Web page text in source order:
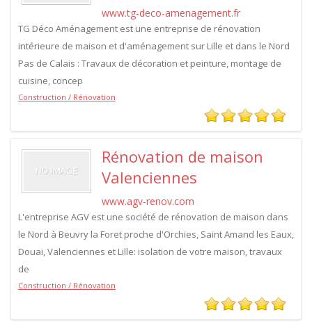
www.tg-deco-amenagement.fr
TG Déco Aménagement est une entreprise de rénovation
intérieure de maison et d'aménagement sur Lille et dans le Nord
Pas de Calais : Travaux de décoration et peinture, montage de
cuisine, concep
Construction / Rénovation
Rénovation de maison
Valenciennes
www.agv-renov.com
L'entreprise AGV est une société de rénovation de maison dans
le Nord à Beuvry la Foret proche d'Orchies, Saint Amand les Eaux,
Douai, Valenciennes et Lille: isolation de votre maison, travaux
de
Construction / Rénovation